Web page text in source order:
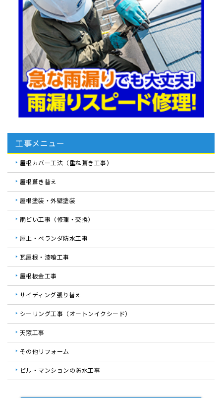
工事メニュー
屋根カバー工法（重ね葺き工事）
屋根葺き替え
屋根塗装・外壁塗装
雨どい工事（修理・交換）
屋上・ベランダ防水工事
瓦屋根・漆喰工事
屋根板金工事
サイディング張り替え
シーリング工事（オートンイクシード）
天窓工事
その他リフォーム
ビル・マンションの防水工事